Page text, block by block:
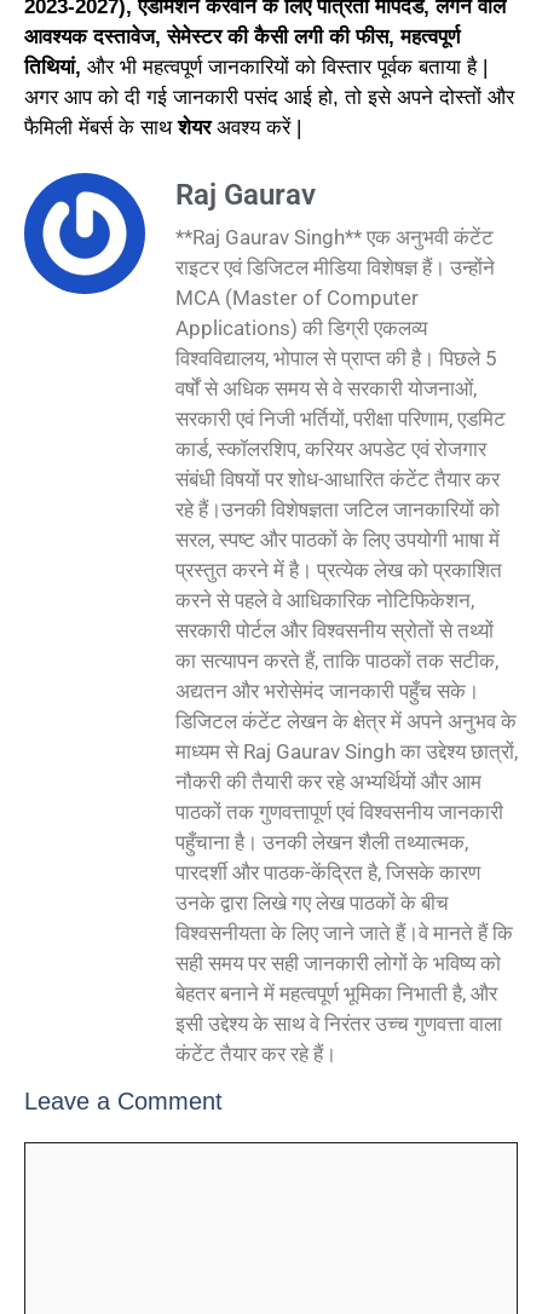
2023-2027), एडमिशन करवाने के लिए पात्रता मापदंड, लगने वाले
आवश्यक दस्तावेज, सेमेस्टर की कैसी लगी की फीस, महत्वपूर्ण
तिथियां, और भी महत्वपूर्ण जानकारियों को विस्तार पूर्वक बताया है |
अगर आप को दी गई जानकारी पसंद आई हो, तो इसे अपने दोस्तों और
फैमिली मेंबर्स के साथशेयरअवश्य करें |
Raj Gaurav
**Raj Gaurav Singh** एक अनुभवी कंटेंट
राइटर एवं डिजिटल मीडिया विशेषज्ञ हैं। उन्होंने
MCA (Master of Computer
Applications) की डिग्री एकलव्य
विश्वविद्यालय, भोपाल से प्राप्त की है। पिछले 5
वर्षों से अधिक समय से वे सरकारी योजनाओं,
सरकारी एवं निजी भर्तियों, परीक्षा परिणाम, एडमिट
कार्ड, स्कॉलरशिप, करियर अपडेट एवं रोजगार
संबंधी विषयों पर शोध-आधारित कंटेंट तैयार कर
रहे हैं।उनकी विशेषज्ञता जटिल जानकारियों को
सरल, स्पष्ट और पाठकों के लिए उपयोगी भाषा में
प्रस्तुत करने में है। प्रत्येक लेख को प्रकाशित
करने से पहले वे आधिकारिक नोटिफिकेशन,
सरकारी पोर्टल और विश्वसनीय स्रोतों से तथ्यों
का सत्यापन करते हैं, ताकि पाठकों तक सटीक,
अद्यतन और भरोसेमंद जानकारी पहुँच सके।
डिजिटल कंटेंट लेखन के क्षेत्र में अपने अनुभव के
माध्यम से Raj Gaurav Singh का उद्देश्य छात्रों,
नौकरी की तैयारी कर रहे अभ्यर्थियों और आम
पाठकों तक गुणवत्तापूर्ण एवं विश्वसनीय जानकारी
पहुँचाना है। उनकी लेखन शैली तथ्यात्मक,
पारदर्शी और पाठक-केंद्रित है, जिसके कारण
उनके द्वारा लिखे गए लेख पाठकों के बीच
विश्वसनीयता के लिए जाने जाते हैं।वे मानते हैं कि
सही समय पर सही जानकारी लोगों के भविष्य को
बेहतर बनाने में महत्वपूर्ण भूमिका निभाती है, और
इसी उद्देश्य के साथ वे निरंतर उच्च गुणवत्ता वाला
कंटेंट तैयार कर रहे हैं।
Leave a Comment